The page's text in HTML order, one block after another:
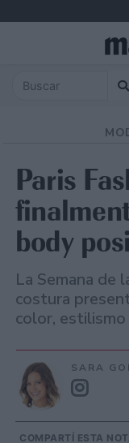
Paris
body
La Semana de
costura
color,
SARA
COMPARTÍ ESTA